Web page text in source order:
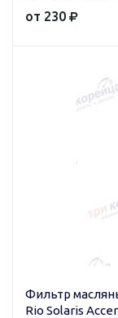
от 230
Фильтр
Rio Solaris